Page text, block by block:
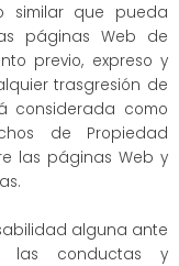
similar que pueda
páginas Web de
previo, expreso y
trasgresión de
considerada como
de Propiedad
las páginas Web y
alguna ante
las conductas y